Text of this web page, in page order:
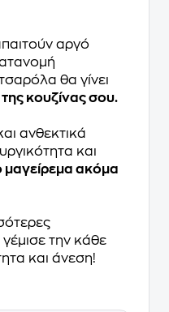
αργό
θα γίνει
κουζίνας σου.
ανθεκτικά
και
μαγείρεμα ακόμα
την κάθε
και άνεση!